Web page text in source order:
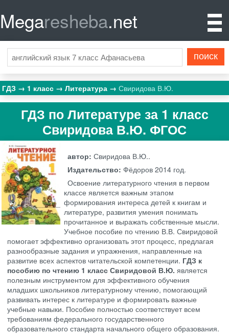
Megaresheba.net
ГДЗ 1 класс Литература Свиридова В.Ю.
ГДЗ по Литературе за 1 класс
Свиридова В.Ю. ФГОС
автор:Свиридова В.Ю..
Издательство:Фёдоров 2014 год.
Освоение литературного чтения в первом
классе является важным этапом
формирования интереса детей к книгам и
литературе, развития умения понимать
прочитанное и выражать собственные мысли.
Учебное пособие по чтению В.В. Свиридовой
помогает эффективно организовать этот процесс, предлагая
разнообразные задания и упражнения, направленные на
развитие всех аспектов читательской компетенции. ГДЗ к
пособию по чтению 1 класс Свиридовой В.Ю. является
полезным инструментом для эффективного обучения
младших школьников литературному чтению, помогающий
развивать интерес к литературе и формировать важные
учебные навыки. Пособие полностью соответствует всем
требованиям федерального государственного
образовательного стандарта начального общего образования.